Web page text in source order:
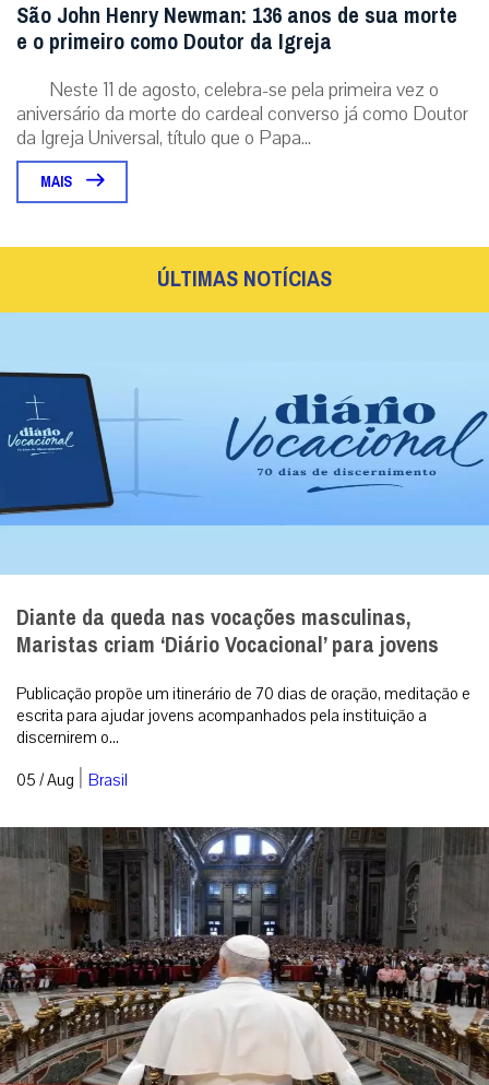
São John Henry Newman: 136 anos de sua morte
e o primeiro como Doutor da Igreja
Neste 11 de agosto, celebra-se pela primeira vez o
aniversário da morte do cardeal converso já como Doutor
da Igreja Universal, título que o Papa...
MAIS
ÚLTIMAS NOTÍCIAS
Diante da queda nas vocações masculinas,
Maristas criam ‘Diário Vocacional’ para jovens
Publicação propõe um itinerário de 70 dias de oração, meditação e
escrita para ajudar jovens acompanhados pela instituição a
discernirem o...
05 / Aug | Brasil